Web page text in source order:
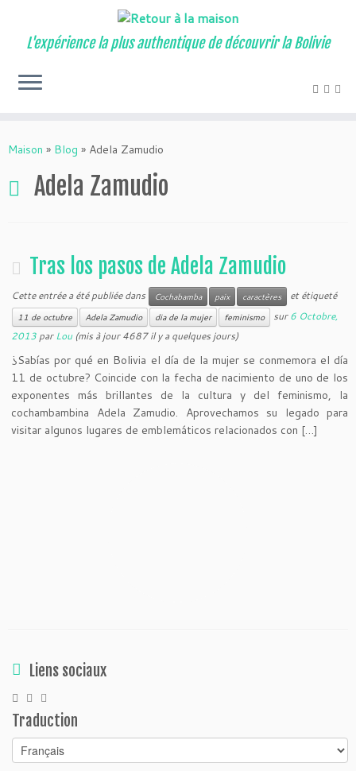
L'expérience la plus authentique de découvrir la Bolivie
Maison » Blog » Adela Zamudio
Adela Zamudio
Tras los pasos de Adela Zamudio
Cette entrée a été publiée dans Cochabamba paix caractères et étiqueté
11 de octubre Adela Zamudio dia de la mujer feminismo sur6 Octobre,
2013 parLou(mis à jour 4687 il y a quelques jours)
¿Sabías por qué en Bolivia el día de la mujer se conmemora el día
11 de octubre? Coincide con la fecha de nacimiento de uno de los
exponentes más brillantes de la cultura y del feminismo, la
cochambambina Adela Zamudio. Aprovechamos su legado para
visitar algunos lugares de emblemáticos relacionados con […]
Liens sociaux
Traduction